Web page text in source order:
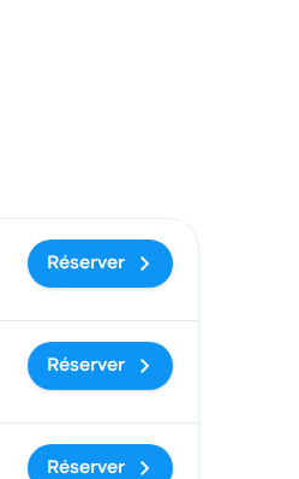
Réserver
Réserver
Réserver